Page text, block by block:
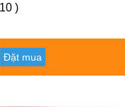
)
Đặt mua